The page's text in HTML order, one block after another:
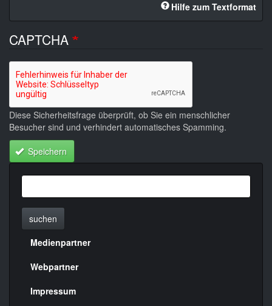
Hilfe zum Textformat
CAPTCHA
Diese Sicherheitsfrage überprüft, ob Sie ein menschlicher
Besucher sind und verhindert automatisches Spamming.
Speichern
suchen
Menülinks
rechte
Seite
Medienpartner
Webpartner
Impressum